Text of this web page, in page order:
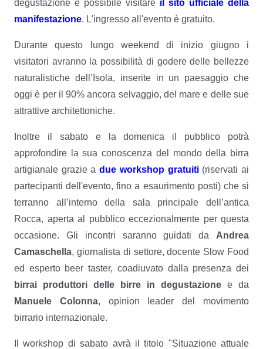
degustazione è possibile visitare il sito ufficiale della
manifestazione. L'ingresso all'evento è gratuito.
Durante questo lungo weekend di inizio giugno i
visitatori avranno la possibilità di godere delle bellezze
naturalistiche dell’Isola, inserite in un paesaggio che
oggi è per il 90% ancora selvaggio, del mare e delle sue
attrattive architettoniche.
Inoltre il sabato e la domenica il pubblico potrà
approfondire la sua conoscenza del mondo della birra
artigianale grazie adue workshop gratuiti(riservati ai
partecipanti dell'evento, fino a esaurimento posti) che si
terranno all’interno della sala principale dell’antica
Rocca, aperta al pubblico eccezionalmente per questa
occasione. Gli incontri saranno guidati da Andrea
Camaschella, giornalista di settore, docente Slow Food
ed esperto beer taster, coadiuvato dalla presenza dei
birrai produttori delle birre in degustazione e da
Manuele Colonna, opinion leader del movimento
birrario internazionale.
Il workshop di sabato avrà il titolo "Situazione attuale